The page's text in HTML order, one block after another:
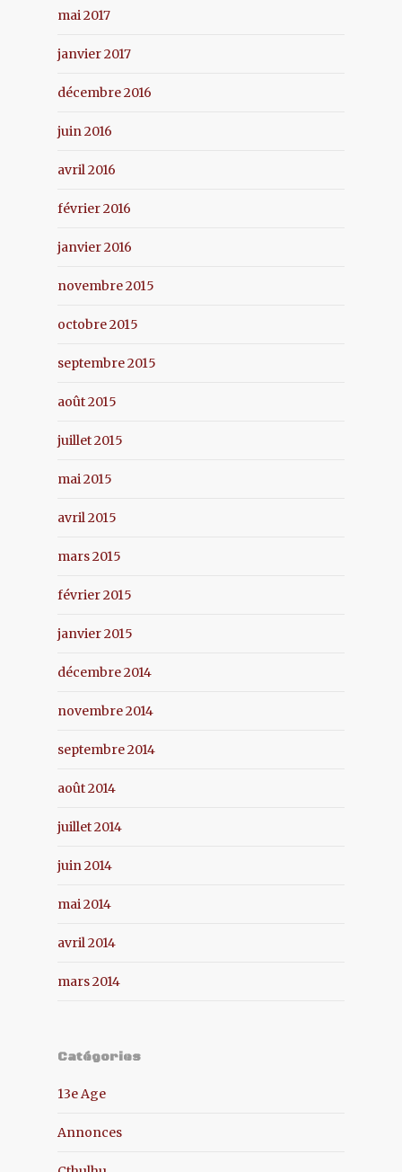
mai 2017
janvier 2017
décembre 2016
juin 2016
avril 2016
février 2016
janvier 2016
novembre 2015
octobre 2015
septembre 2015
août 2015
juillet 2015
mai 2015
avril 2015
mars 2015
février 2015
janvier 2015
décembre 2014
novembre 2014
septembre 2014
août 2014
juillet 2014
juin 2014
mai 2014
avril 2014
mars 2014
Catégories
13e Age
Annonces